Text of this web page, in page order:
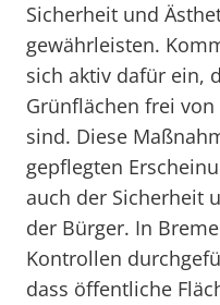
Sicherheit und
gewährleisten.
sich aktiv dafür ein,
Grünflächen frei
sind. Diese
gepflegten
auch der Sicherheit
der Bürger. In
Kontrollen
dass öffentliche